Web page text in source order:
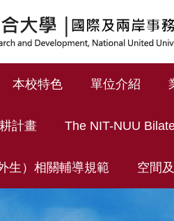
本校特色 單位介紹
計畫 The NIT-NUU
生）相關輔導規範 空間